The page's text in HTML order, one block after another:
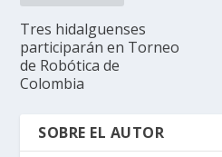
Tres hidalguenses
participarán en Torneo
de Robótica de
Colombia
SOBRE EL AUTOR